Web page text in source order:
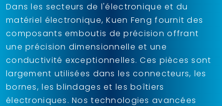
Dans les secteurs de l'électronique et du
matériel électronique, Kuen Feng fournit des
composants emboutis de précision offrant
une précision dimensionnelle et une
conductivité exceptionnelles. Ces pièces sont
largement utilisées dans les connecteurs, les
bornes, les blindages et les boîtiers
électroniques. Nos technologies avancées